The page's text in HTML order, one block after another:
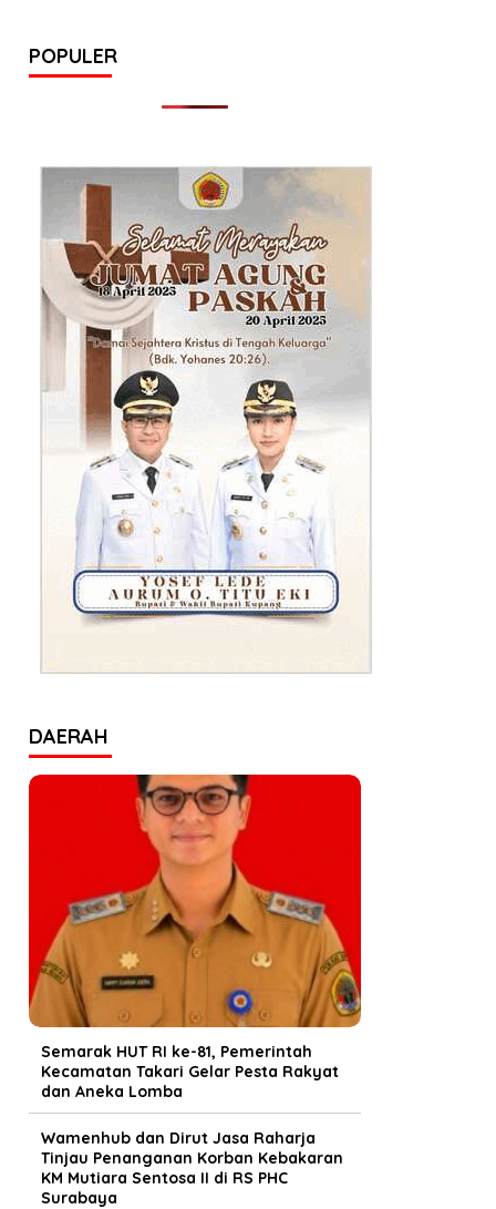
POPULER
DAERAH
Semarak HUT RI ke-81, Pemerintah
Kecamatan Takari Gelar Pesta Rakyat
dan Aneka Lomba
Wamenhub dan Dirut Jasa Raharja
Tinjau Penanganan Korban Kebakaran
KM Mutiara Sentosa II di RS PHC
Surabaya